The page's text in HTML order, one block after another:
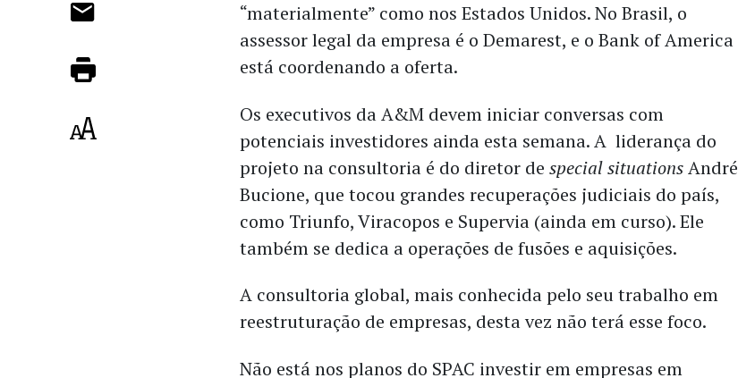
“materialmente” como nos Estados Unidos. No Brasil, o
assessor legal da empresa é o Demarest, e o Bank of America
está coordenando a oferta.
Os executivos da A&M devem iniciar conversas com
potenciais investidores ainda esta semana. A liderança do
projeto na consultoria é do diretor despecial situationsAndré
Bucione, que tocou grandes recuperações judiciais do país,
como Triunfo, Viracopos e Supervia (ainda em curso). Ele
também se dedica a operações de fusões e aquisições.
A consultoria global, mais conhecida pelo seu trabalho em
reestruturação de empresas, desta vez não terá esse foco.
Não está nos planos do SPAC investir em empresas em